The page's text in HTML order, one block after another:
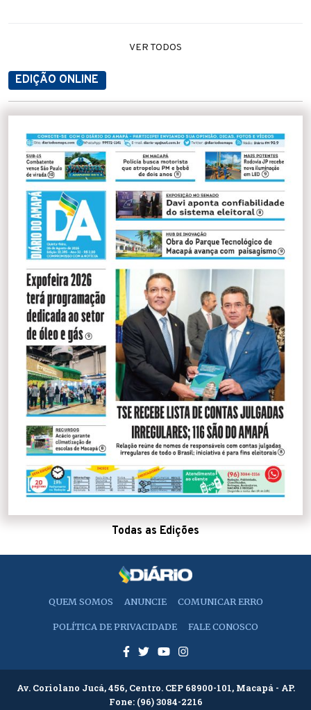
VER TODOS
EDIÇÃO ONLINE
Todas as Edições
QUEM SOMOS ANUNCIE COMUNICAR ERRO
POLÍTICA DE PRIVACIDADE FALE CONOSCO
Av. Coriolano Jucá, 456, Centro. CEP 68900-101, Macapá - AP.
Fone: (96) 3084-2216